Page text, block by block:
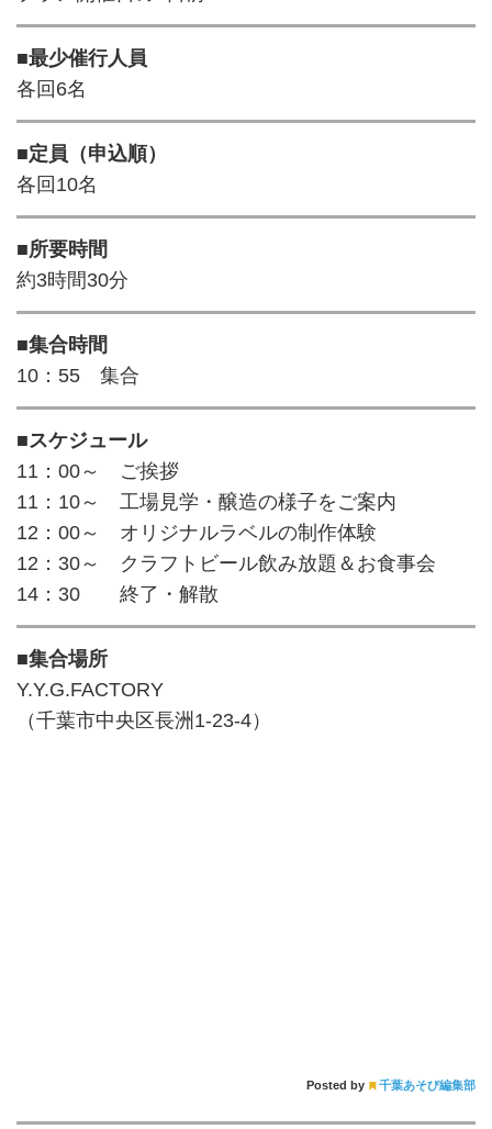
■最少催行人員
各回6名
■定員（申込順）
各回10名
■所要時間
約3時間30分
■集合時間
10：55 集合
■スケジュール
11：00～ ご挨拶
11：10～ 工場見学・醸造の様子をご案内
12：00～ オリジナルラベルの制作体験
12：30～ クラフトビール飲み放題＆お食事会
14：30 終了・解散
■集合場所
Y.Y.G.FACTORY
（千葉市中央区長洲1-23-4）
Posted by 千葉あそび編集部